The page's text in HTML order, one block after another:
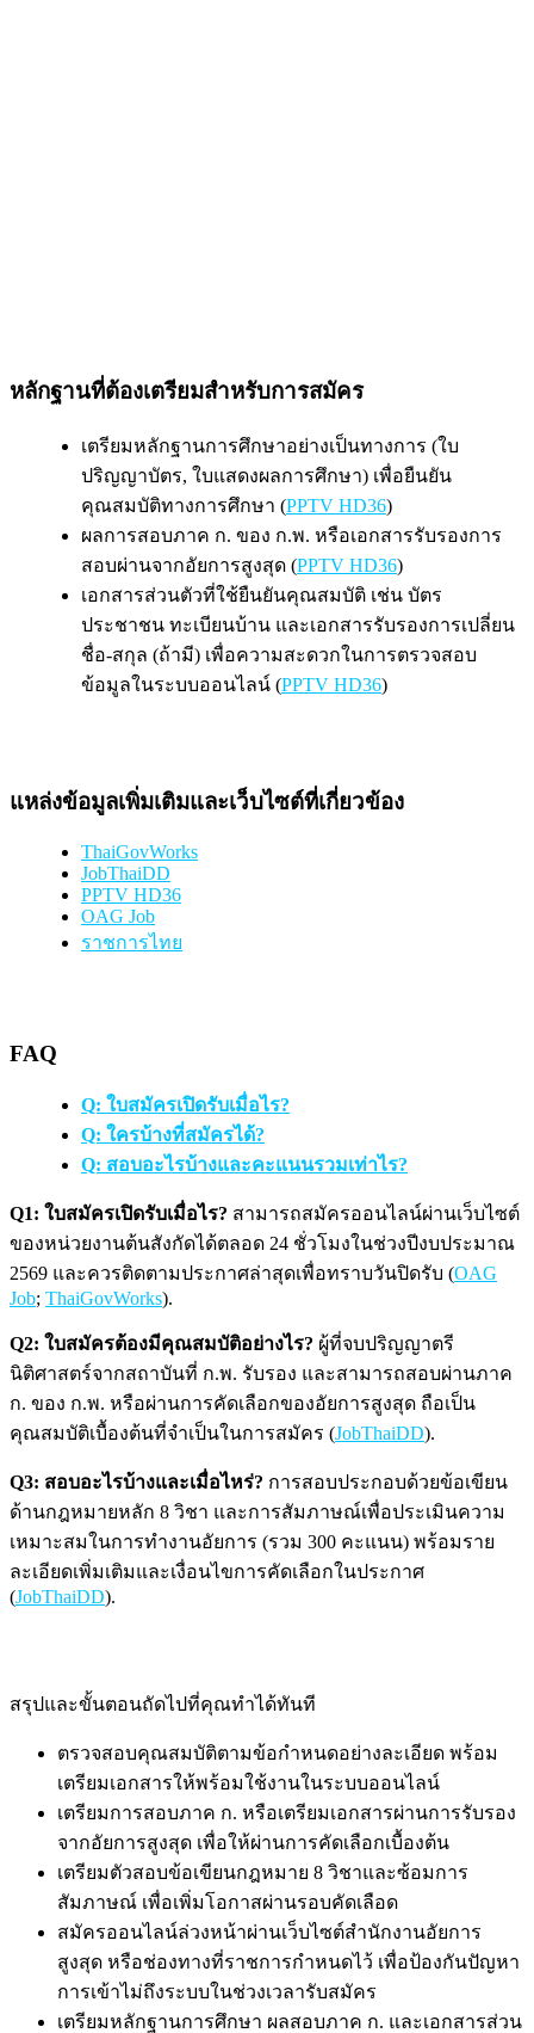
หลักฐานที่ต้องเตรียมสำหรับการสมัคร
เตรียมหลักฐานการศึกษาอย่างเป็นทางการ (ใบ
ปริญญาบัตร, ใบแสดงผลการศึกษา) เพื่อยืนยัน
คุณสมบัติทางการศึกษา (PPTV HD36)
ผลการสอบภาค ก. ของ ก.พ. หรือเอกสารรับรองการ
สอบผ่านจากอัยการสูงสุด (PPTV HD36)
เอกสารส่วนตัวที่ใช้ยืนยันคุณสมบัติ เช่น บัตร
ประชาชน ทะเบียนบ้าน และเอกสารรับรองการเปลี่ยน
ชื่อ-สกุล (ถ้ามี) เพื่อความสะดวกในการตรวจสอบ
ข้อมูลในระบบออนไลน์ (PPTV HD36)
แหล่งข้อมูลเพิ่มเติมและเว็บไซต์ที่เกี่ยวข้อง
ThaiGovWorks
JobThaiDD
PPTV HD36
OAG Job
ราชการไทย
FAQ
Q: ใบสมัครเปิดรับเมื่อไร?
Q: ใครบ้างที่สมัครได้?
Q: สอบอะไรบ้างและคะแนนรวมเท่าไร?
Q1: ใบสมัครเปิดรับเมื่อไร? สามารถสมัครออนไลน์ผ่านเว็บไซต์
ของหน่วยงานต้นสังกัดได้ตลอด 24 ชั่วโมงในช่วงปีงบประมาณ
2569 และควรติดตามประกาศล่าสุดเพื่อทราบวันปิดรับ (OAG
Job; ThaiGovWorks).
Q2: ใบสมัครต้องมีคุณสมบัติอย่างไร? ผู้ที่จบปริญญาตรี
นิติศาสตร์จากสถาบันที่ ก.พ. รับรอง และสามารถสอบผ่านภาค
ก. ของ ก.พ. หรือผ่านการคัดเลือกของอัยการสูงสุด ถือเป็น
คุณสมบัติเบื้องต้นที่จำเป็นในการสมัคร (JobThaiDD).
Q3: สอบอะไรบ้างและเมื่อไหร่? การสอบประกอบด้วยข้อเขียน
ด้านกฎหมายหลัก 8 วิชา และการสัมภาษณ์เพื่อประเมินความ
เหมาะสมในการทำงานอัยการ (รวม 300 คะแนน) พร้อมราย
ละเอียดเพิ่มเติมและเงื่อนไขการคัดเลือกในประกาศ
(JobThaiDD).
สรุปและขั้นตอนถัดไปที่คุณทำได้ทันที
ตรวจสอบคุณสมบัติตามข้อกำหนดอย่างละเอียด พร้อม
เตรียมเอกสารให้พร้อมใช้งานในระบบออนไลน์
เตรียมการสอบภาค ก. หรือเตรียมเอกสารผ่านการรับรอง
จากอัยการสูงสุด เพื่อให้ผ่านการคัดเลือกเบื้องต้น
เตรียมตัวสอบข้อเขียนกฎหมาย 8 วิชาและซ้อมการ
สัมภาษณ์ เพื่อเพิ่มโอกาสผ่านรอบคัดเลือด
สมัครออนไลน์ล่วงหน้าผ่านเว็บไซต์สำนักงานอัยการ
สูงสุด หรือช่องทางที่ราชการกำหนดไว้ เพื่อป้องกันปัญหา
การเข้าไม่ถึงระบบในช่วงเวลารับสมัคร
เตรียมหลักฐานการศึกษา ผลสอบภาค ก. และเอกสารส่วน